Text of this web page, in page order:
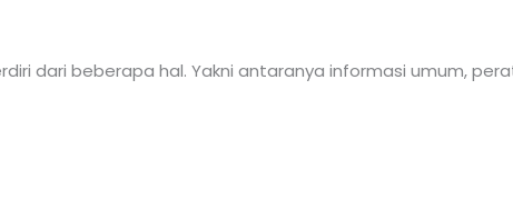
dari beberapa hal. Yakni antaranya informasi umum,